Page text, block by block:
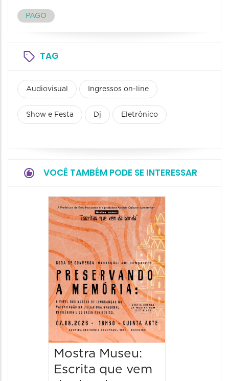
PAGO
TAG
Audiovisual Ingressos on-line
Show e Festa Dj Eletrônico
VOCÊ TAMBÉM PODE SE INTERESSAR
Mostra Museu:
Escrita que vem